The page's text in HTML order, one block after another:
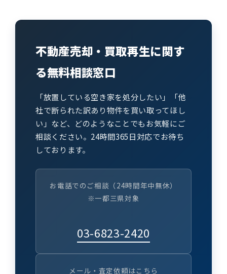
不動産売却・買取再生に関す
る無料相談窓口
「放置している空き家を処分したい」「他
社で断られた訳あり物件を買い取ってほし
い」など、どのようなことでもお気軽にご
相談ください。24時間365日対応でお待ち
しております。
お電話でのご相談（24時間年中無休）
※一都三県対象
03-6823-2420
メール・査定依頼はこちら